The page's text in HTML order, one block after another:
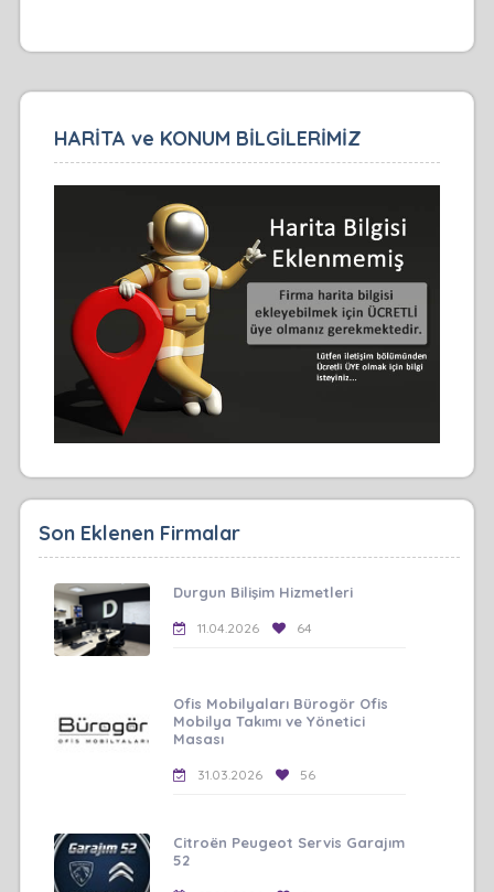
HARİTA ve KONUM BİLGİLERİMİZ
Son Eklenen Firmalar
Durgun Bilişim Hizmetleri
11.04.2026 64
Ofis Mobilyaları Bürogör Ofis
Mobilya Takımı ve Yönetici
Masası
31.03.2026 56
Citroën Peugeot Servis Garajım
52